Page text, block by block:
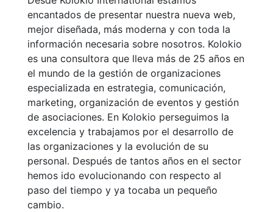
encantados de presentar nuestra nueva web,
mejor diseñada, más moderna y con toda la
información necesaria sobre nosotros. Kolokio
es una consultora que lleva más de 25 años en
el mundo de la gestión de organizaciones
especializada en estrategia, comunicación,
marketing, organización de eventos y gestión
de asociaciones. En Kolokio perseguimos la
excelencia y trabajamos por el desarrollo de
las organizaciones y la evolución de su
personal. Después de tantos años en el sector
hemos ido evolucionando con respecto al
paso del tiempo y ya tocaba un pequeño
cambio.